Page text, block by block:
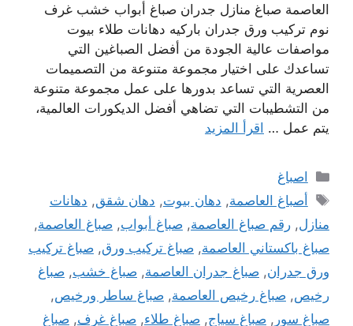
العاصمة صباغ منازل جدران صباغ أبواب خشب غرف
نوم تركيب ورق جدران باركيه دهانات طلاء بيوت
مواصفات عالية الجودة من أفضل الصباغين التي
تساعدك على اختيار مجموعة متنوعة من التصميمات
العصرية التي تساعد بدورها على عمل مجموعة متنوعة
من التشطيبات التي تضاهي أفضل الديكورات العالمية،
يتم عمل … اقرأ المزيد
التصنيفات
اصباغ
الوسوم
أصباغ العاصمة, دهان بيوت, دهان شقق, دهانات
منازل, رقم صباغ العاصمة, صباغ أبواب, صباغ العاصمة,
صباغ باكستاني العاصمة, صباغ تركيب ورق, صباغ تركيب
ورق جدران, صباغ جدران العاصمة, صباغ خشب, صباغ
رخيص, صباغ رخيص العاصمة, صباغ ساطر ورخيص,
صباغ سور , صباغ سياج, صباغ طلاء, صباغ غرف, صباغ